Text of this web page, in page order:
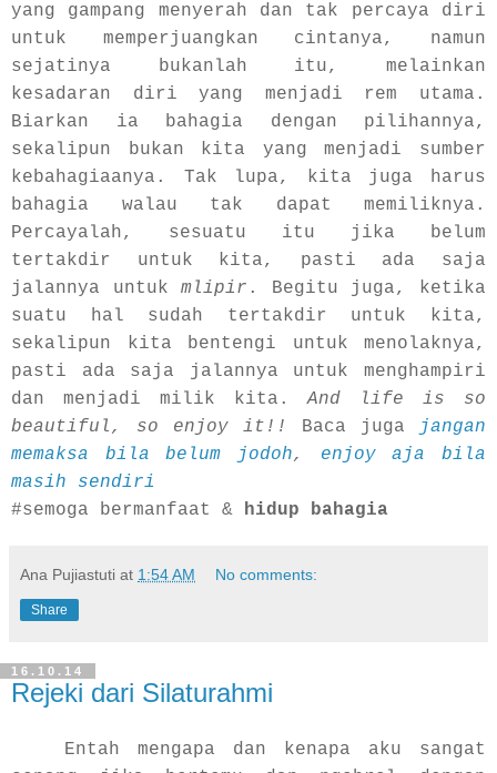
yang gampang menyerah dan tak percaya diri
untuk memperjuangkan cintanya, namun
sejatinya bukanlah itu, melainkan
kesadaran diri yang menjadi rem utama.
Biarkan ia bahagia dengan pilihannya,
sekalipun bukan kita yang menjadi sumber
kebahagiaanya. Tak lupa, kita juga harus
bahagia walau tak dapat memiliknya.
Percayalah, sesuatu itu jika belum
tertakdir untuk kita, pasti ada saja
jalannya untukmlipir . Begitu juga, ketika
suatu hal sudah tertakdir untuk kita,
sekalipun kita bentengi untuk menolaknya,
pasti ada saja jalannya untuk menghampiri
dan menjadi milik kita.
And
life is so
beautiful, so enjoy it!! Baca juga
jangan
memaksa bila belum jodoh, enjoy aja bila
masih sendiri
#semoga bermanfaat & hidup bahagia
Ana Pujiastuti at 1:54 AM No comments:
Share
16.10.14
Rejeki dari Silaturahmi
Entah mengapa dan kenapa aku sangat